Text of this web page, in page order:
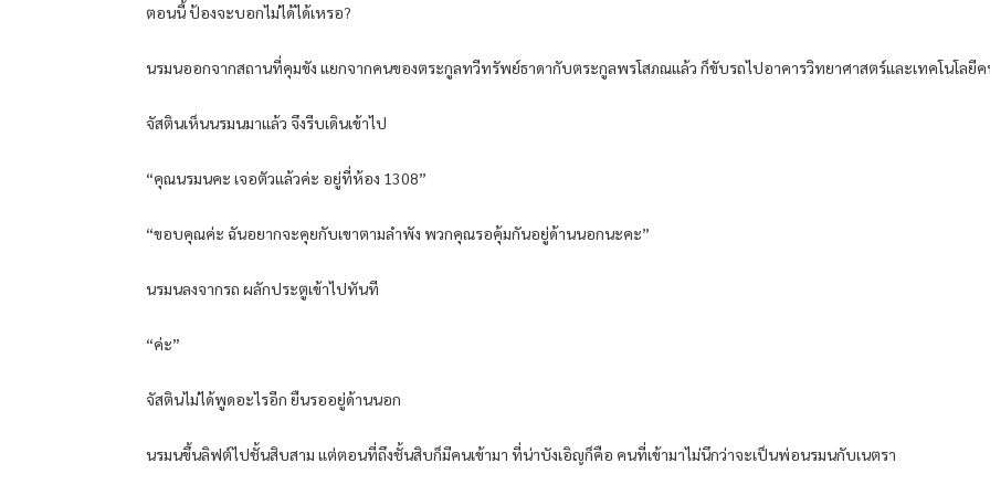
ตอนนี้ ป้องจะบอกไม่ได้ได้เหรอ?
นรมนออกจากสถานที่คุมขัง แยกจากคนของตระกูลทวีทรัพย์ธาดากับตระกูลพรโสภณแล้ว ก็ขับรถไปอาคารวิทยาศาสตร์และเทคโนโลยีค
จัสตินเห็นนรมนมาแล้ว จึงรีบเดินเข้าไป
“คุณนรมนคะ เจอตัวแล้วค่ะ อยู่ที่ห้อง 1308”
“ขอบคุณค่ะ ฉันอยากจะคุยกับเขาตามลำพัง พวกคุณรอคุ้มกันอยู่ด้านนอกนะคะ”
นรมนลงจากรถ ผลักประตูเข้าไปทันที
“ค่ะ”
จัสตินไม่ได้พูดอะไรอีก ยืนรออยู่ด้านนอก
นรมนขึ้นลิฟต์ไปชั้นสิบสาม แต่ตอนที่ถึงชั้นสิบก็มีคนเข้ามา ที่น่าบังเอิญก็คือ คนที่เข้ามาไม่นึกว่าจะเป็นพ่อนรมนกับเนตรา